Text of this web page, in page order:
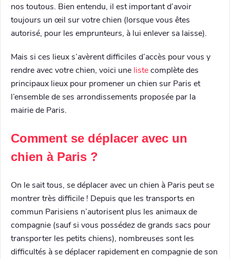
nos toutous. Bien entendu, il est important d’avoir
toujours un œil sur votre chien (lorsque vous êtes
autorisé, pour les emprunteurs, à lui enlever sa laisse).
Mais si ces lieux s’avèrent difficiles d’accès pour vous y
rendre avec votre chien, voici une listecomplète des
principaux lieux pour promener un chien sur Paris et
l’ensemble de ses arrondissements proposée par la
mairie de Paris.
Comment se déplacer avec un
chien à Paris ?
On le sait tous, se déplacer avec un chien à Paris peut se
montrer très difficile ! Depuis que les transports en
commun Parisiens n’autorisent plus les animaux de
compagnie (sauf si vous possédez de grands sacs pour
transporter les petits chiens), nombreuses sont les
difficultés à se déplacer rapidement en compagnie de son